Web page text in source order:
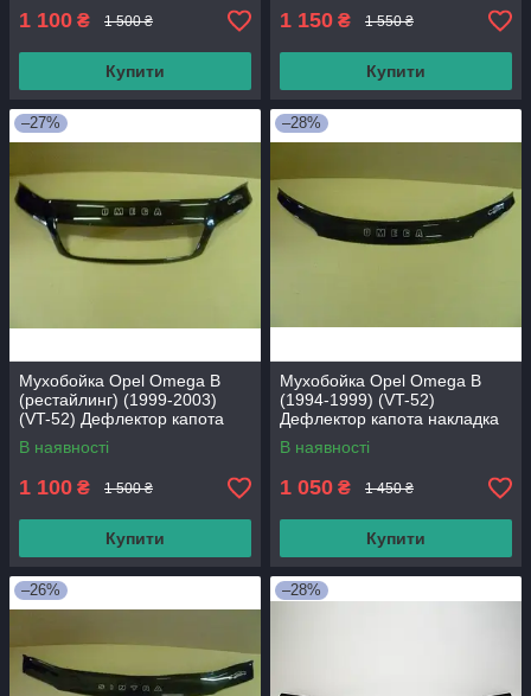
1 100 ₴ 1 500 ₴
Купити
1 150 ₴ 1 550 ₴
Купити
–27%
Мухобойка Opel Omega В
(рестайлинг) (1999-2003)
(VT-52) Дефлектор капота
накладка
В наявності
1 100 ₴ 1 500 ₴
Купити
–28%
Мухобойка Opel Omega В
(1994-1999) (VT-52)
Дефлектор капота накладка
В наявності
1 050 ₴ 1 450 ₴
Купити
–26% –28%